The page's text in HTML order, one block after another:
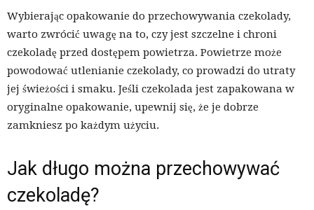
Wybierając opakowanie do przechowywania czekolady,
warto zwrócić uwagę na to, czy jest szczelne i chroni
czekoladę przed dostępem powietrza. Powietrze może
powodować utlenianie czekolady, co prowadzi do utraty
jej świeżości i smaku. Jeśli czekolada jest zapakowana w
oryginalne opakowanie, upewnij się, że je dobrze
zamkniesz po każdym użyciu.
Jak długo można przechowywać
czekoladę?